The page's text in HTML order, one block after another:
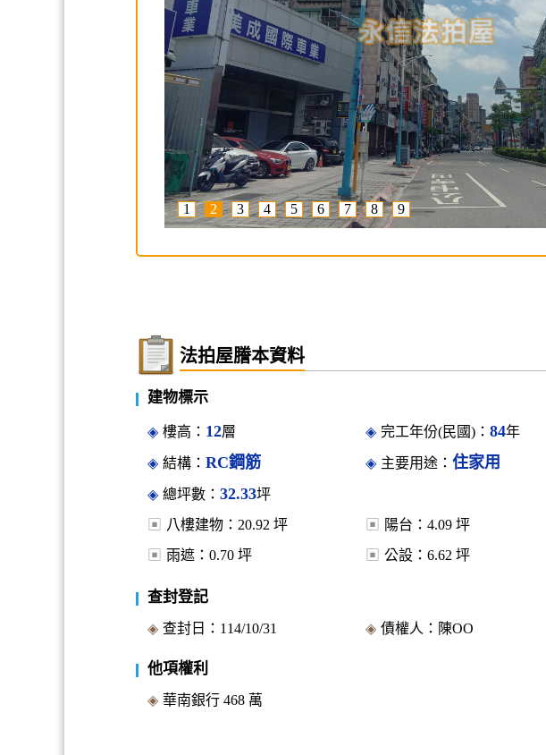
1 2 3 4 5 6 7 8 9
法拍屋謄本資料
建物標示
樓高： 12層 完工年份(民國)： 84年
結構： RC鋼筋 主要用途： 住家用
總坪數： 32.33坪
八樓建物： 20.92 坪 陽台： 4.09坪
雨遮： 0.70 坪 公設： 6.62 坪
查封登記
查封日： 114/10/31 債權人： 陳OO
他項權利
華南銀行 468 萬